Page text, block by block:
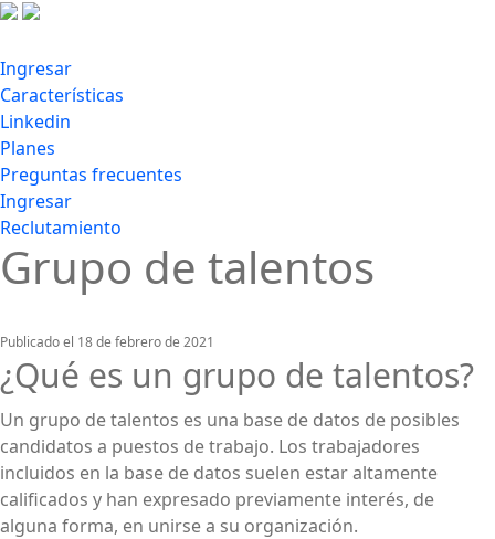
Ingresar
Características
Linkedin
Planes
Preguntas frecuentes
Ingresar
Reclutamiento
Grupo de talentos
Publicado el 18 de febrero de 2021
¿Qué es un grupo de talentos?
Un grupo de talentos es una base de datos de posibles
candidatos a puestos de trabajo. Los trabajadores
incluidos en la base de datos suelen estar altamente
calificados y han expresado previamente interés, de
alguna forma, en unirse a su organización.